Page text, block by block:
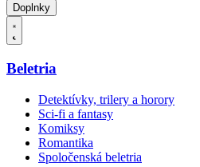
Doplnky
Beletria
Detektívky, trilery a horory
Sci-fi a fantasy
Komiksy
Romantika
Spoločenská beletria